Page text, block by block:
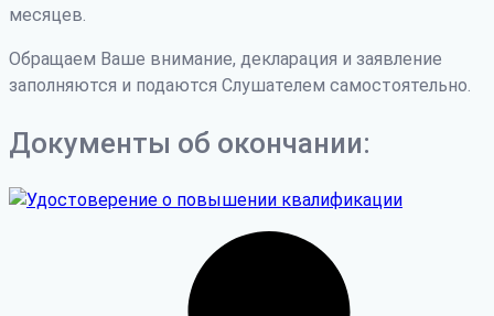
месяцев.
Обращаем Ваше внимание, декларация и заявление
заполняются и подаются Слушателем самостоятельно.
Документы об окончании: